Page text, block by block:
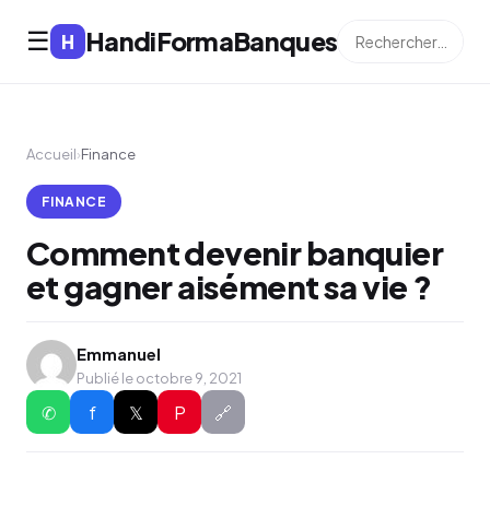
☰ H HandiFormaBanques
Accueil›Finance
FINANCE
Comment devenir banquier
et gagner aisément sa vie ?
Emmanuel
Publié le octobre 9, 2021
✆ f 𝕏 P 🔗